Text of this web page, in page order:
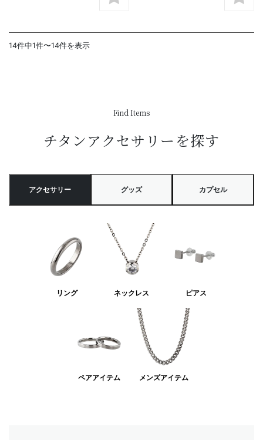
14件中1件〜14件を表示
Find Items
チタンアクセサリーを探す
アクセサリー グッズ カプセル
リング ネックレス ピアス
ペアアイテム メンズアイテム